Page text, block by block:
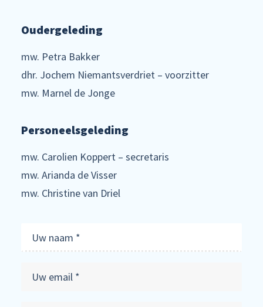
Oudergeleding
mw. Petra Bakker
dhr. Jochem Niemantsverdriet – voorzitter
mw. Marnel de Jonge
Personeelsgeleding
mw. Carolien Koppert – secretaris
mw. Arianda de Visser
mw. Christine van Driel